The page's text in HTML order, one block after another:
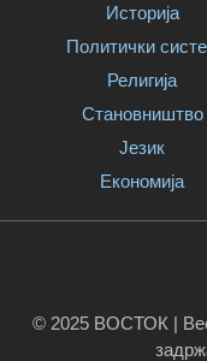
Историја
Политички
Религија
Становништво
Језик
Економија
© 2025 ВОСТОК |